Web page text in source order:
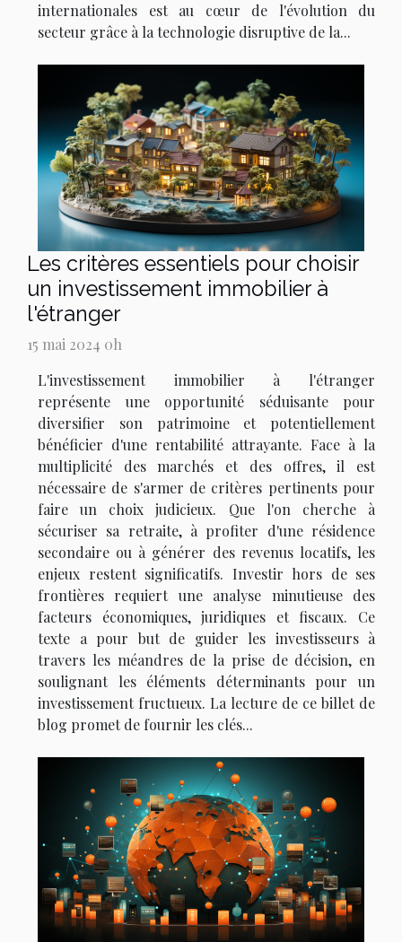
internationales est au cœur de l'évolution du
secteur grâce à la technologie disruptive de la...
Les critères essentiels pour choisir
un investissement immobilier à
l'étranger
15 mai 2024 0h
L'investissement immobilier à l'étranger
représente une opportunité séduisante pour
diversifier son patrimoine et potentiellement
bénéficier d'une rentabilité attrayante. Face à la
multiplicité des marchés et des offres, il est
nécessaire de s'armer de critères pertinents pour
faire un choix judicieux. Que l'on cherche à
sécuriser sa retraite, à profiter d'une résidence
secondaire ou à générer des revenus locatifs, les
enjeux restent significatifs. Investir hors de ses
frontières requiert une analyse minutieuse des
facteurs économiques, juridiques et fiscaux. Ce
texte a pour but de guider les investisseurs à
travers les méandres de la prise de décision, en
soulignant les éléments déterminants pour un
investissement fructueux. La lecture de ce billet de
blog promet de fournir les clés...